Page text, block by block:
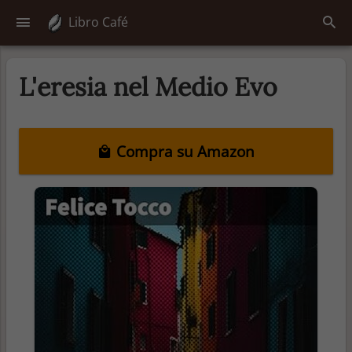
Libro Café
L'eresia nel Medio Evo
Compra su Amazon